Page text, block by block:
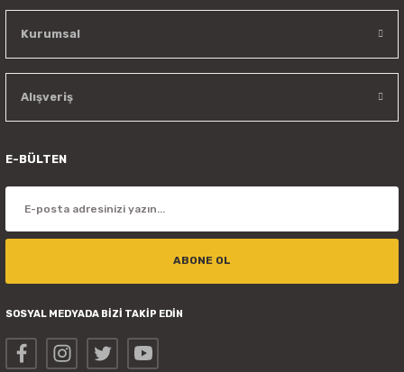
Kurumsal
Alışveriş
E-BÜLTEN
ABONE OL
SOSYAL MEDYADA BİZİ TAKİP EDİN